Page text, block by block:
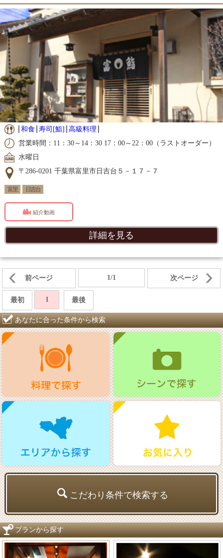
和食 寿司[鮨]
高級料理
営業時間：11：30～14：30 17：00～22：00（ラストオーダー）
水曜日
〒286-0201 千葉県富里市日吉台５－１７－７
富里 日吉台
紹介動画
詳細を見る
前ページ 1/1 次ページ
最初 1 最後
あなたに合った条件から検索
こだわり条件で検索する
プランから探す